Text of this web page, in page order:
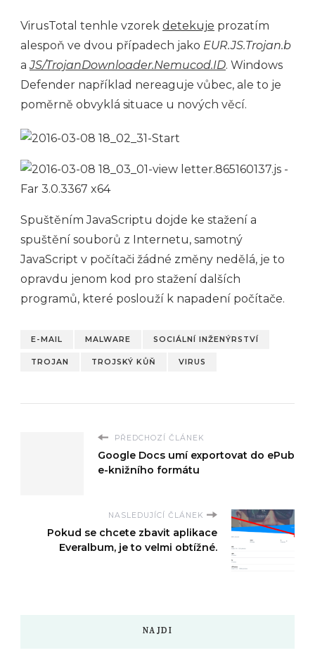
VirusTotal tenhle vzorek detekuje prozatím
alespoň ve dvou případech jako EUR.JS.Trojan.b
aJS/TrojanDownloader.Nemucod.ID. Windows
Defender například nereaguje vůbec, ale to je
poměrně obvyklá situace u nových věcí.
Spuštěním JavaScriptu dojde ke stažení a
spuštění souborů z Internetu, samotný
JavaScript v počítači žádné změny nedělá, je to
opravdu jenom kod pro stažení dalších
programů, které poslouží k napadení počítače.
E-MAIL MALWARE SOCIÁLNÍ INŽENÝRSTVÍ
TROJAN TROJSKÝ KŮŇ VIRUS
PŘEDCHOZÍ ČLÁNEK
Google Docs umí exportovat do ePub
e-knižního formátu
NASLEDUJÍCÍ ČLÁNEK
Pokud se chcete zbavit aplikace
Everalbum, je to velmi obtížné.
NAJDI